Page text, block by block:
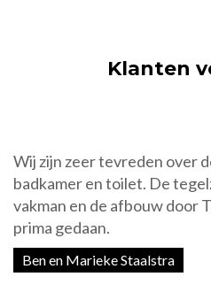
Klanten
Wij zijn zeer tevreden over
badkamer en toilet. De
vakman en de afbouw door
prima gedaan.
Ben en Marieke Staalstra